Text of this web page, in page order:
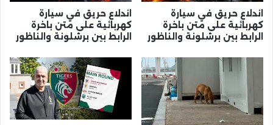
اندلاع حريق في سيارة
كهربائية على متن باخرة
الرابط بين برشلونة والناظور
اندلاع حريق في سيارة
كهربائية على متن باخرة
الرابط بين برشلونة والناظور